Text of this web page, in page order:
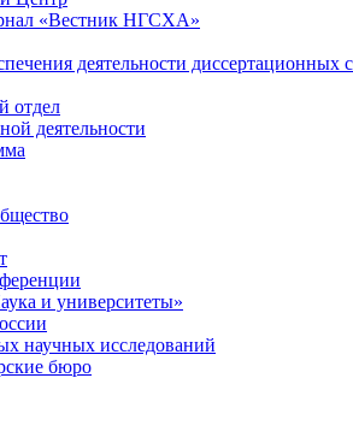
«Вестник НГСХА»
деятельности диссертационных
отдел
деятельности
и университеты»
научных исследований
бюро